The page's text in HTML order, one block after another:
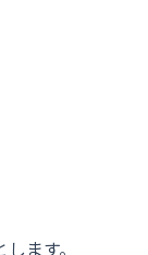
ます。